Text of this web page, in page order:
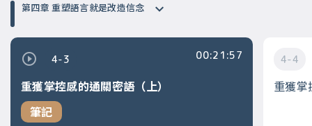
第四章 重塑語言就是改造信念
4-3
重獲掌控感的通關密語（上）
筆記
00:21:57 4-4
重獲掌